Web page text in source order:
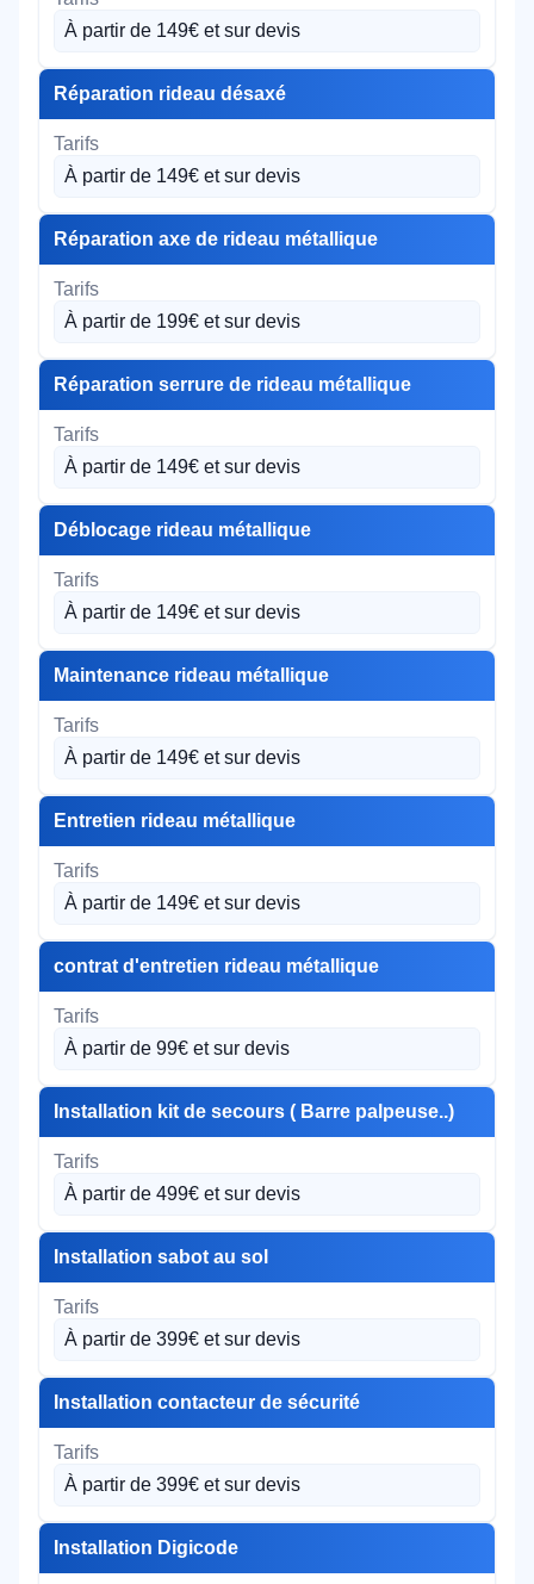
À partir de 149€ et sur devis
Réparation rideau désaxé
À partir de 149€ et sur devis
Réparation axe de rideau métallique
À partir de 199€ et sur devis
Réparation serrure de rideau métallique
À partir de 149€ et sur devis
Déblocage rideau métallique
À partir de 149€ et sur devis
Maintenance rideau métallique
À partir de 149€ et sur devis
Entretien rideau métallique
À partir de 149€ et sur devis
contrat d'entretien rideau métallique
À partir de 99€ et sur devis
Installation kit de secours ( Barre palpeuse..)
À partir de 499€ et sur devis
Installation sabot au sol
À partir de 399€ et sur devis
Installation contacteur de sécurité
À partir de 399€ et sur devis
Installation Digicode